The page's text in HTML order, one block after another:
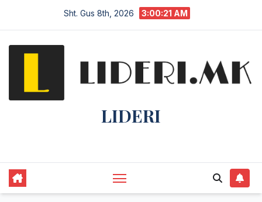
Sht. Gus 8th, 2026 3:00:21 AM
LIDERI